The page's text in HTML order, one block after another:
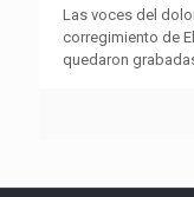
Las voces del
corregimiento de
quedaron